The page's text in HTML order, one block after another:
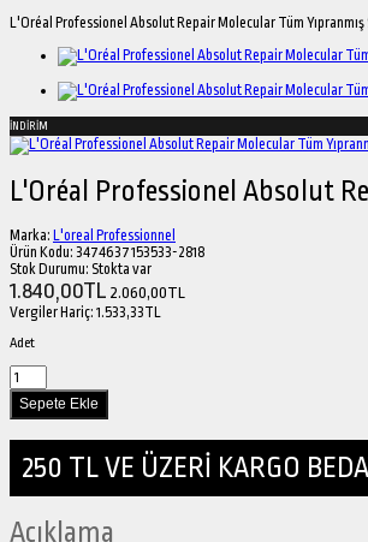
L'Oréal Professionel Absolut Repair Molecular Tüm Yıpranmış
İNDİRİM
L'Oréal Professionel Absolut
Marka: L'oreal Professionnel
Ürün Kodu: 3474637153533-2818
Stok Durumu: Stokta var
1.840,00TL 2.060,00TL
Vergiler Hariç: 1.533,33TL
Adet
250 TL VE ÜZERİ KARGO
Açıklama